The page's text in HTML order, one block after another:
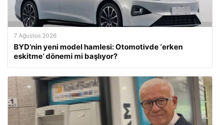
7 Ağustos 2026
BYD’nin yeni model hamlesi: Otomotivde ‘erken
eskitme’ dönemi mi başlıyor?